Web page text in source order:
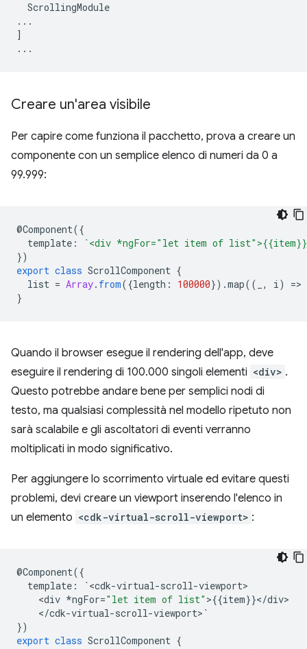
ScrollingModule
...
]
...
Creare un'area visibile
Per capire come funziona il pacchetto, prova a creare un
componente con un semplice elenco di numeri da 0 a
99.999:
@Component({
template :
`<div *ngFor="let item of
})
export class ScrollComponent {
list = Array. from({length : 100000}).map(( , i) =>
}
Quando il browser esegue il rendering dell'app, deve
eseguire il rendering di 100.000 singoli elementi <div> .
Questo potrebbe andare bene per semplici nodi di
testo, ma qualsiasi complessità nel modello ripetuto non
sarà scalabile e gli ascoltatori di eventi verranno
moltiplicati in modo significativo.
Per aggiungere lo scorrimento virtuale ed evitare questi
problemi, devi creare un viewport inserendo l'elenco in
un elemento <cdk-virtual-scroll-viewport> :
@Component({
template : `<cdk-virtual-scroll-viewport
<div *ngFor="let item of list" >{{item}}</div
</cdk-virtual-scroll-viewport> `
})
export class ScrollComponent {